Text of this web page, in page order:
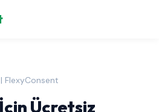
FlexyConsent
Ücretsiz